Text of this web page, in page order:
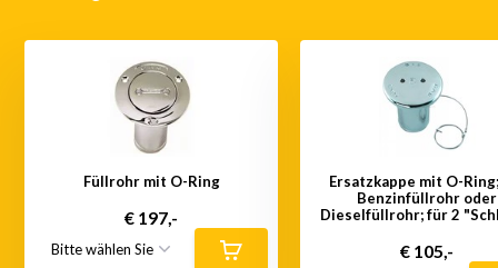
Füllrohr mit O-Ring
€ 197,-
Ersatzkappe mit O-
Benzinfüllrohr oder
Dieselfüllrohr; für 2
€ 105,-